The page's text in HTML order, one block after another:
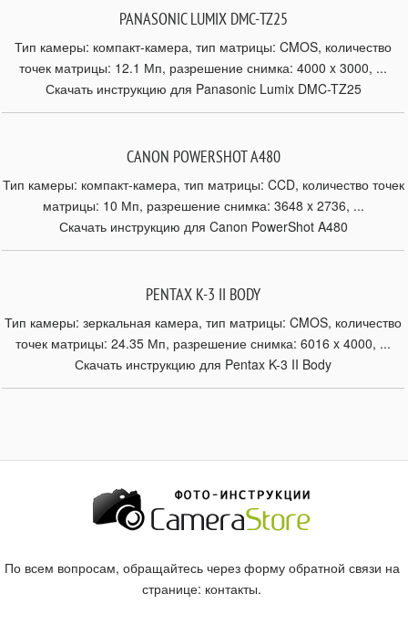
PANASONIC LUMIX DMC-TZ25
Тип камеры: компакт-камера, тип матрицы: CMOS, количество
точек матрицы: 12.1 Мп, разрешение снимка: 4000 x 3000, ...
Скачать инструкцию для Panasonic Lumix DMC-TZ25
CANON POWERSHOT A480
Тип камеры: компакт-камера, тип матрицы: CCD, количество точек
матрицы: 10 Мп, разрешение снимка: 3648 x 2736, ...
Скачать инструкцию для Canon PowerShot A480
PENTAX K-3 II BODY
Тип камеры: зеркальная камера, тип матрицы: CMOS, количество
точек матрицы: 24.35 Мп, разрешение снимка: 6016 x 4000, ...
Скачать инструкцию для Pentax K-3 II Body
По всем вопросам, обращайтесь через форму обратной связи на
странице: контакты.